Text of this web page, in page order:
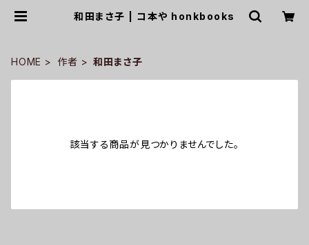
和田まさ子 | コ本や honkbooks
HOME 作者 和田まさ子
該当する商品が見つかりませんでした。